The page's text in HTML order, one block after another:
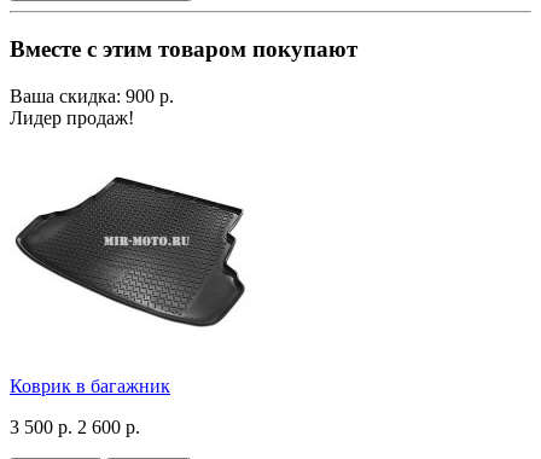
Вместе с этим товаром покупают
Ваша скидка: 900 р.
Лидер продаж!
Коврик в багажник
3 500 р. 2 600 р.